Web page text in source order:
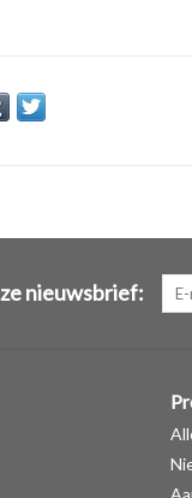
nieuwsbrief: